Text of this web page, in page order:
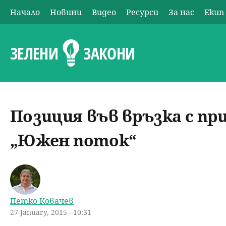
О
с
в
н
о
м
е
Начало Новини Видео Ресурси За нас Екип
ЗЕЛЕНИ ЗАКОНИ
Позиция във връзка с
„Южен поток“
Петко Ковачев
27 January, 2015 - 10:31